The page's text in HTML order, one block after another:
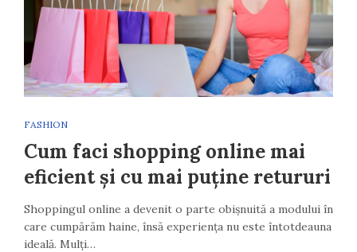
FASHION
Cum faci shopping online mai
eficient și cu mai puține retururi
Shoppingul online a devenit o parte obișnuită a modului în
care cumpărăm haine, însă experiența nu este întotdeauna
ideală. Mulți…